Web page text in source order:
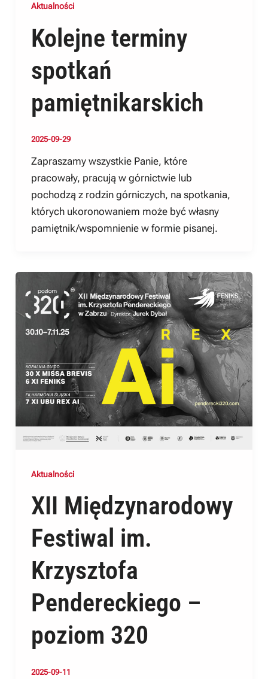
Aktualności
Kolejne terminy
spotkań
pamiętnikarskich
2025-09-29
Zapraszamy wszystkie Panie, które
pracowały, pracują w górnictwie lub
pochodzą z rodzin górniczych, na spotkania,
których ukoronowaniem może być własny
pamiętnik/wspomnienie w formie pisanej.
Aktualności
XII Międzynarodowy
Festiwal im.
Krzysztofa
Pendereckiego –
poziom 320
2025-09-11